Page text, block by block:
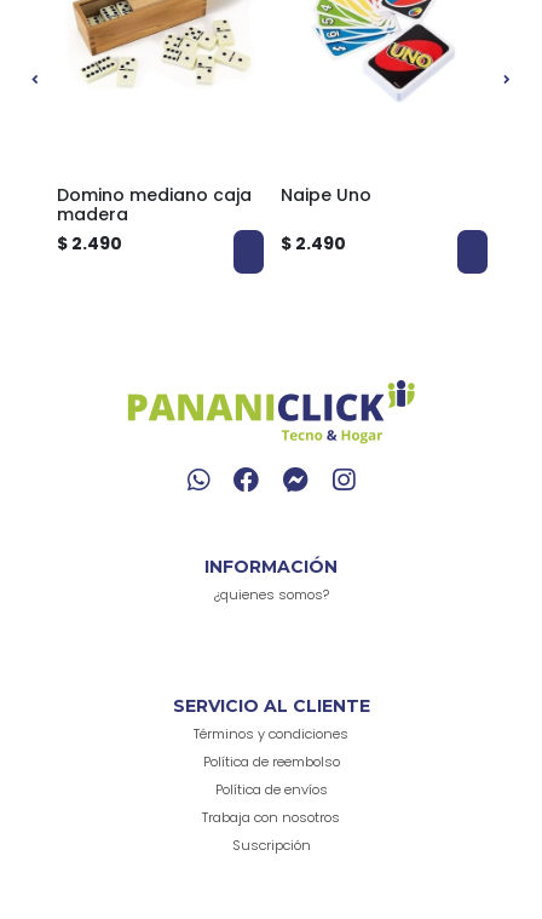
Domino mediano caja
madera
$ 2.490
Naipe Uno
$ 2.490
INFORMACIÓN
¿quienes somos?
SERVICIO AL CLIENTE
Términos y condiciones
Política de reembolso
Política de envíos
Trabaja con nosotros
Suscripción